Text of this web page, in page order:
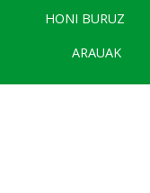
HONI BURUZ
ARAUAK